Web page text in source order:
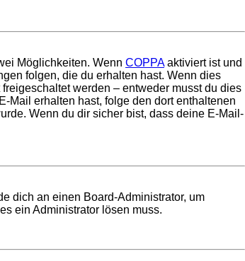
Möglichkeiten. Wenn COPPAaktiviert ist und
folgen, die du erhalten hast. Wenn dies
werden – entweder musst du dies
Mail erhalten hast, folge den dort enthaltenen
Wenn du dir sicher bist, dass deine E-Mail-
dich an einen Board-Administrator, um
ein Administrator lösen muss.